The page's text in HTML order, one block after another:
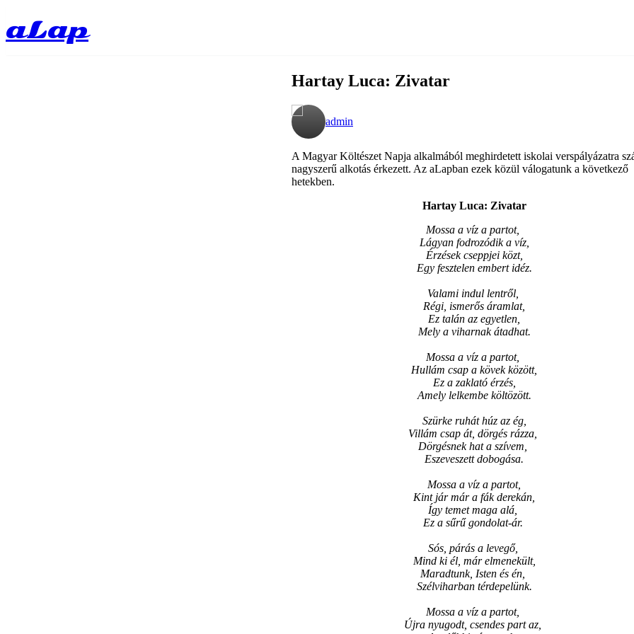
aLap
Hartay Luca: Zivatar
admin
A Magyar Költészet Napja alkalmából meghirdetett iskolai verspályázatra
nagyszerű alkotás érkezett. Az aLapban ezek közül válogatunk a következő
hetekben.
Hartay Luca: Zivatar
Mossa a víz a partot,
Lágyan fodrozódik a víz,
Érzések cseppjei közt,
Egy fesztelen embert idéz.
Valami indul lentről,
Régi, ismerős áramlat,
Ez talán az egyetlen,
Mely a viharnak átadhat.
Mossa a víz a partot,
Hullám csap a kövek között,
Ez a zaklató érzés,
Amely lelkembe költözött.
Szürke ruhát húz az ég,
Villám csap át, dörgés rázza,
Dörgésnek hat a szívem,
Eszeveszett dobogása.
Mossa a víz a partot,
Kint jár már a fák derekán,
Így temet maga alá,
Ez a sűrű gondolat-ár.
Sós, párás a levegő,
Mind ki él, már elmenekült,
Maradtunk, Isten és én,
Szélviharban térdepelünk.
Mossa a víz a partot,
Újra nyugodt, csendes part az,